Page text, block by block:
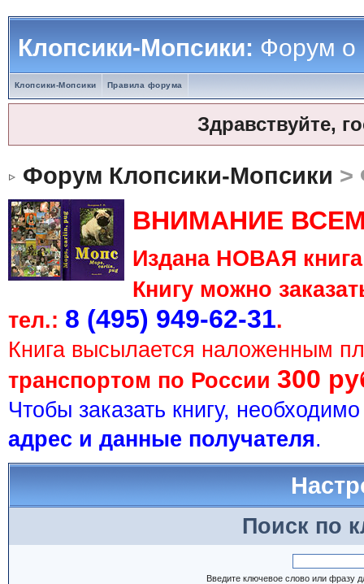
Клопсики-Мопсики:Форум о
Клопсики-Мопсики Правила форума
Здравствуйте,
Форум Клопсики-Мопсики >
ВНИМАНИЕ
Издана НОВАЯ
Книгу можно
тел.: 8 (495) 949-62-31.
Книга высылается наложенным
транспортом по России 300
Чтобы заказать книгу,
адрес и данные получателя.
Поиск по
Введите ключевое слово или фразу